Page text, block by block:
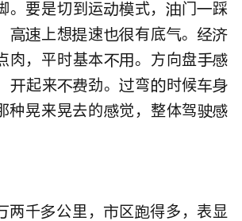
。要是切到运式，门踩
上想速有底。
肉，平时基本 。方向盘
起来劲。弯 时候
种晃来晃去的觉，整体驾
两千公里，  区 得多，表显